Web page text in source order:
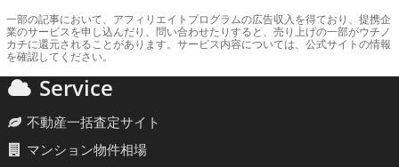
一部の記事において、アフィリエイトプログラムの広告収入を得ており、提携企
業のサービスを申し込んだり、問い合わせたりすると、売り上げの一部がウチノ
カチに還元されることがあります。サービス内容については、公式サイトの情報
を確認してください。
Service
不動産一括査定サイト
マンション物件相場